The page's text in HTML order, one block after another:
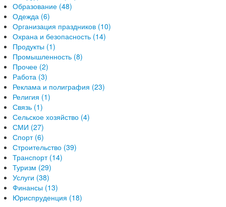
Образование (48)
Одежда (6)
Организация праздников (10)
Охрана и безопасность (14)
Продукты (1)
Промышленность (8)
Прочее (2)
Работа (3)
Реклама и полиграфия (23)
Религия (1)
Связь (1)
Сельское хозяйство (4)
СМИ (27)
Спорт (6)
Строительство (39)
Транспорт (14)
Туризм (29)
Услуги (38)
Финансы (13)
Юриспруденция (18)